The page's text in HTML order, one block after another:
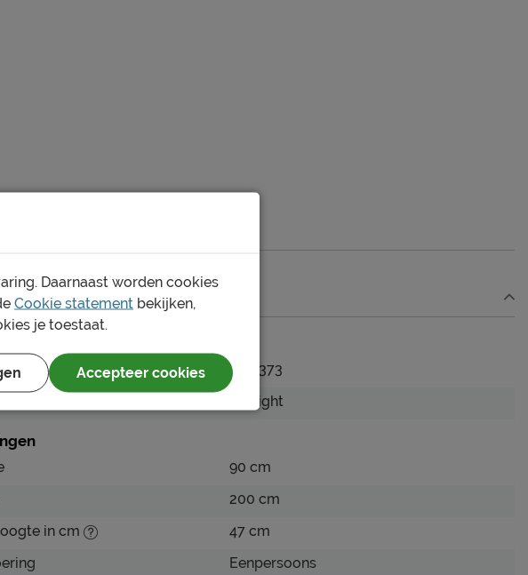
1178373
B Bright
90 cm
200 cm
in cm
47 cm
Eenpersoons
Daarnaast worden cookies
Cookie statement bekijken,
je toestaat.
Accepteer cookies